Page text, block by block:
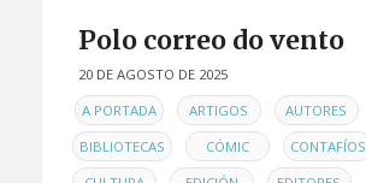
Polo correo do vento
20 DE AGOSTO DE 2025
ENA PORTADA , ARTIGOS , AUTORES ,
BIBLIOTECAS , CÓMIC , CONTAFÍOS